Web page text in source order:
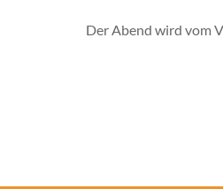
Der Abend wird vom